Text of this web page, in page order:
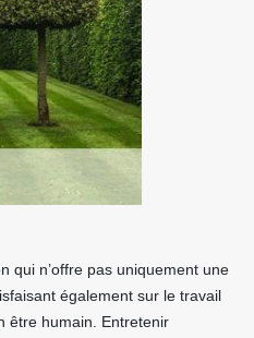
qui n’offre pas uniquement une
également sur le travail
être humain. Entretenir